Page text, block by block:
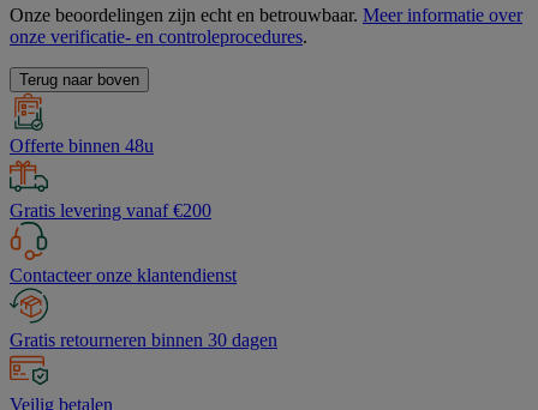
Onze beoordelingen zijn echt en betrouwbaar. Meer informatie over
onze verificatie- en controleprocedures.
Terug naar boven
Offerte binnen 48u
Gratis levering vanaf €200
Contacteer onze klantendienst
Gratis retourneren binnen 30 dagen
Veilig betalen